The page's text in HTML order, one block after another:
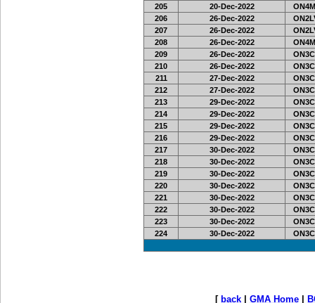
205
20-Dec-2022
206
26-Dec-2022
207
26-Dec-2022
208
26-Dec-2022
209
26-Dec-2022
210
26-Dec-2022
211
27-Dec-2022
212
27-Dec-2022
213
29-Dec-2022
214
29-Dec-2022
215
29-Dec-2022
216
29-Dec-2022
217
30-Dec-2022
218
30-Dec-2022
219
30-Dec-2022
220
30-Dec-2022
221
30-Dec-2022
222
30-Dec-2022
223
30-Dec-2022
224
30-Dec-2022
[ back GMA Home